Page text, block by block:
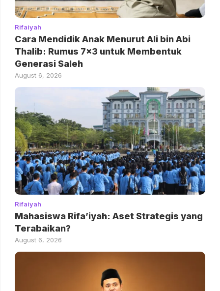
Rifaiyah
Cara Mendidik Anak Menurut Ali bin Abi
Thalib: Rumus 7×3 untuk Membentuk
Generasi Saleh
August 6, 2026
Rifaiyah
Mahasiswa Rifa’iyah: Aset Strategis yang
Terabaikan?
August 6, 2026